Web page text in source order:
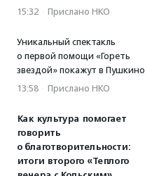
15:32 · Прислано НКО
Уникальный спектакль
о первой помощи «Гореть
звездой» покажут в Пушкино
13:58 · Прислано НКО
Как культура помогает
говорить
о благотворительности:
итоги второго «Теплого